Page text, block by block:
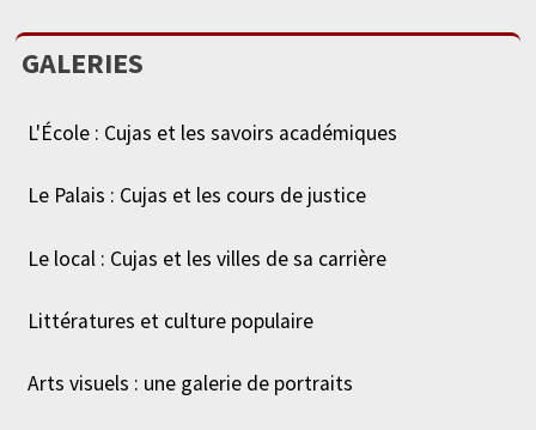
GALERIES
L'École : Cujas et les savoirs académiques
Le Palais : Cujas et les cours de justice
Le local : Cujas et les villes de sa carrière
Littératures et culture populaire
Arts visuels : une galerie de portraits